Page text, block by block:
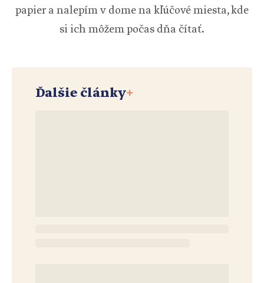
papier a nalepím v dome na kľúčové miesta, kde
si ich môžem počas dňa čítať.
Ďalšie články+